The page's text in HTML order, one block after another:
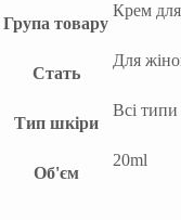
Група товару
Крем
Стать
Для
Тип шкіри
Всі типи
Об'єм
20ml